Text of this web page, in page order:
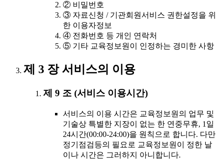
② 비밀번호
③ 자료신청 / 기관회원서비스 권한설정을 위
한 이용자정보
④ 전화번호 등 개인 연락처
⑤ 기타 교육정보원이 인정하는 경미한 사항
제 3 장 서비스의 이용
제 9 조 (서비스 이용시간)
서비스의 이용 시간은 교육정보원의 업무 및
기술상 특별한 지장이 없는 한 연중무휴, 1일
24시간(00:00-24:00)을 원칙으로 합니다. 다만
정기점검등의 필요로 교육정보원이 정한 날
이나 시간은 그러하지 아니합니다.